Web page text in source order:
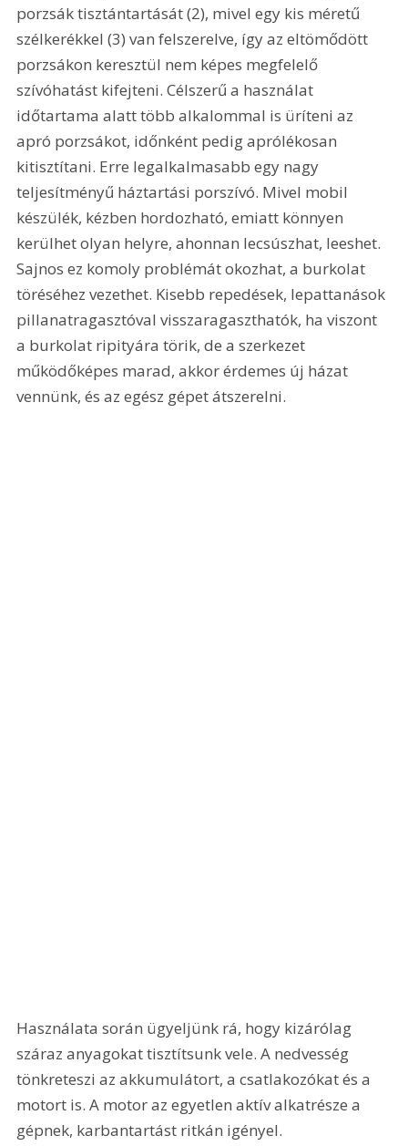
porzsák tisztántartását (2), mivel egy kis méretű
szélkerékkel (3) van felszerelve, így az eltömődött
porzsákon keresztül nem képes megfelelő
szívóhatást kifejteni. Célszerű a használat
időtartama alatt több alkalommal is üríteni az
apró porzsákot, időnként pedig aprólékosan
kitisztítani. Erre legalkalmasabb egy nagy
teljesítményű háztartási porszívó. Mivel mobil
készülék, kézben hordozható, emiatt könnyen
kerülhet olyan helyre, ahonnan lecsúszhat, leeshet.
Sajnos ez komoly problémát okozhat, a burkolat
töréséhez vezethet. Kisebb repedések, lepattanások
pillanatragasztóval visszaragaszthatók, ha viszont
a burkolat ripityára törik, de a szerkezet
működőképes marad, akkor érdemes új házat
vennünk, és az egész gépet átszerelni.
Használata során ügyeljünk rá, hogy kizárólag
száraz anyagokat tisztítsunk vele. A nedvesség
tönkreteszi az akkumulátort, a csatlakozókat és a
motort is. A motor az egyetlen aktív alkatrésze a
gépnek, karbantartást ritkán igényel.